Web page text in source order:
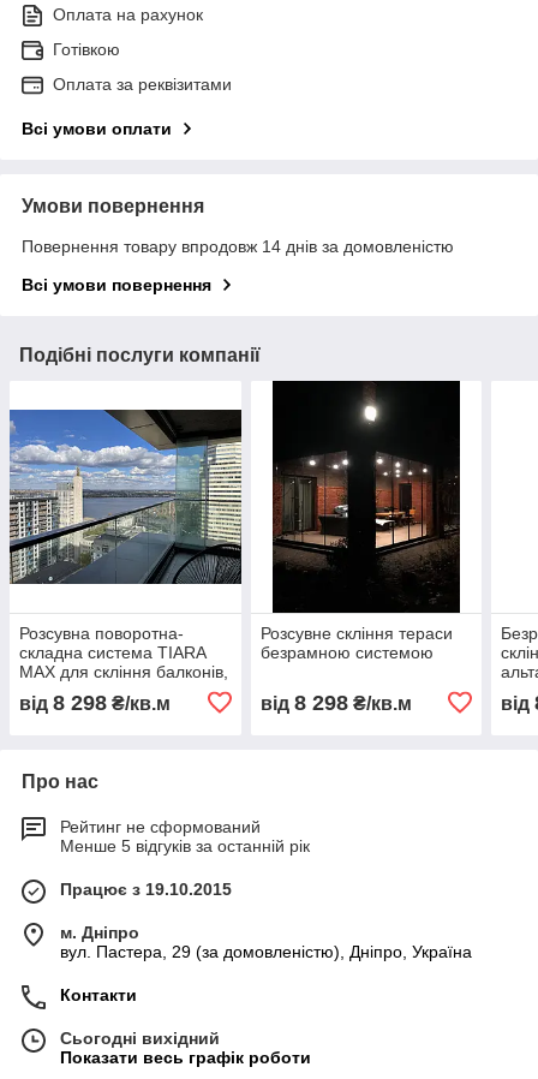
Оплата на рахунок
Готівкою
Оплата за реквізитами
Всі умови оплати
Умови повернення
Повернення товару впродовж 14 днів за домовленістю
Всі умови повернення
Подібні послуги компанії
Розсувна поворотна-
складна система TIARA
MAX для скління балконів,
від 8 298 ₴/кв.м
Розсувне скління тераси
безрамною системою
від 8 298₴/кв.м від
Про нас
Рейтинг не сформований
Менше 5 відгуків за останній рік
Працює з 19.10.2015
м. Дніпро
вул. Пастера, 29 (за домовленістю), Дніпро, Україна
Контакти
Сьогодні вихідний
Показати весь графік роботи